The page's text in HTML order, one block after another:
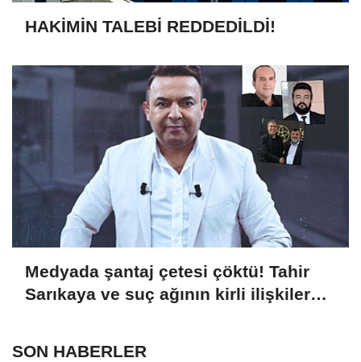
HAKİMİN TALEBİ REDDEDİLDİ!
Medyada şantaj çetesi çöktü! Tahir
Sarıkaya ve suç ağının kirli ilişkiler
SON HABERLER